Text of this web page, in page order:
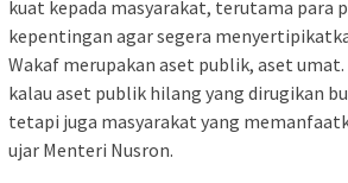
kuat kepada masyarakat, terutama para
kepentingan agar segera
Wakaf merupakan aset publik, aset
kalau aset publik hilang yang dirugikan
tetapi juga masyarakat yang
ujar Menteri Nusron.